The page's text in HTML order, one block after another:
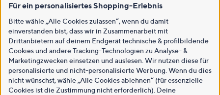
Für ein personalisiertes Shopping-Erlebnis
Bitte wähle „Alle Cookies zulassen“, wenn du damit
einverstanden bist, dass wir in Zusammenarbeit mit
Drittanbietern auf deinem Endgerät technische & profilbildende
Cookies und andere Tracking-Technologien zu Analyse- &
Marketingzwecken einsetzen und auslesen. Wir nutzen diese für
personalisierte und nicht-personalisierte Werbung. Wenn du dies
nicht wünschst, wähle „Alle Cookies ablehnen“ (für essenzielle
Cookies ist die Zustimmung nicht erforderlich). Deine